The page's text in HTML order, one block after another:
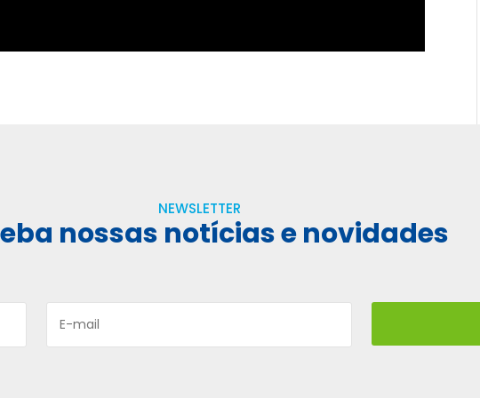
NEWSLETTER
nossas notícias e novidades